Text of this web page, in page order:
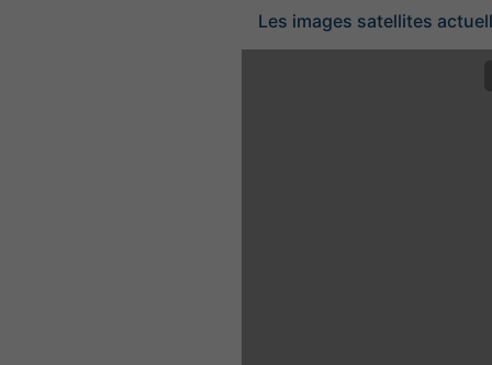
Les images satellites